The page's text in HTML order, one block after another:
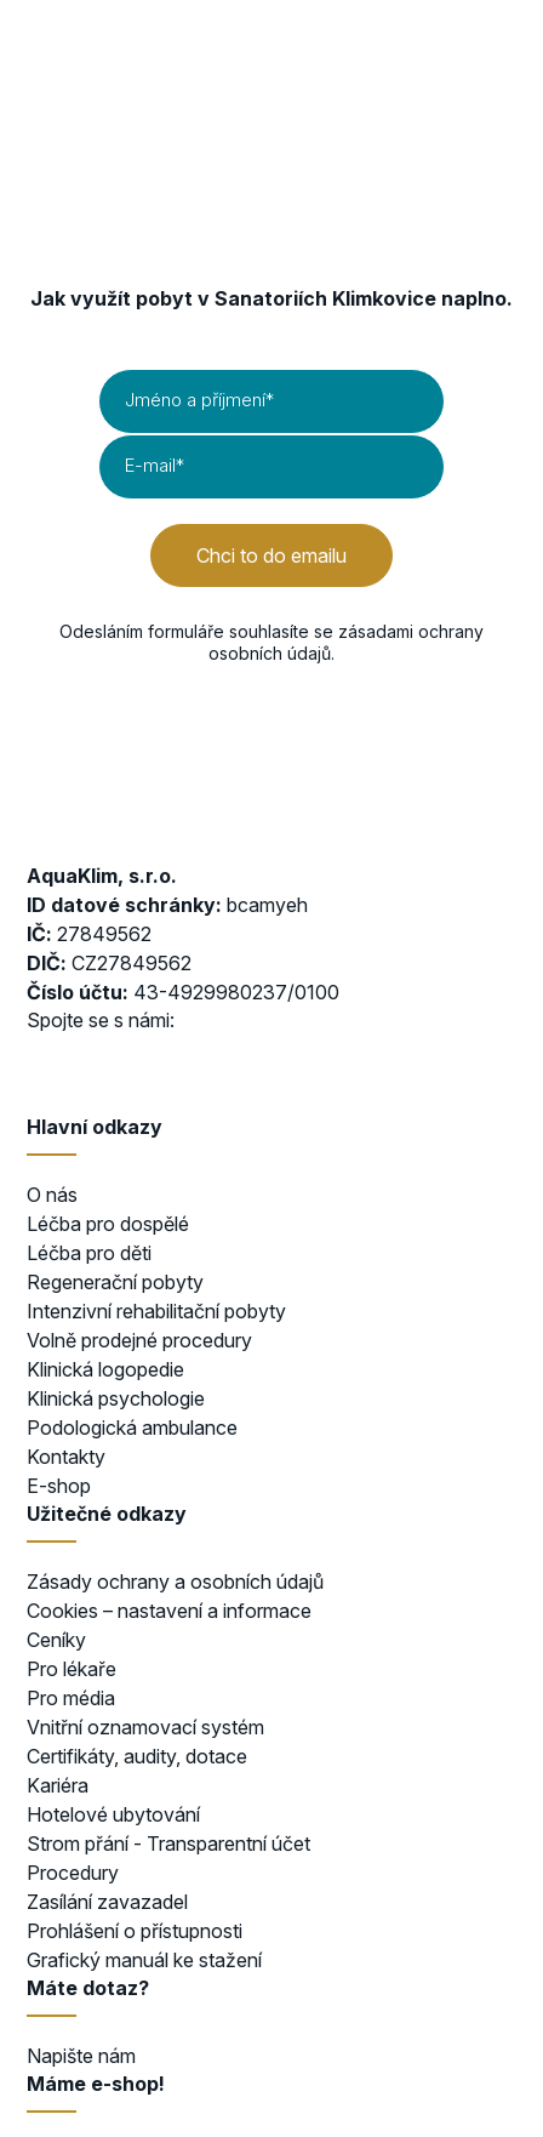
Jak využít pobyt v Sanatoriích Klimkovice naplno.
Jméno a příjmení*
E-mail*
Chci to do emailu
Odesláním formuláře souhlasíte se zásadami ochrany
osobních údajů.
AquaKlim, s.r.o.
ID datové schránky: bcamyeh
IČ: 27849562
DIČ: CZ27849562
Číslo účtu: 43-4929980237/0100
Spojte se s námi:
Hlavní odkazy
O nás
Léčba pro dospělé
Léčba pro děti
Regenerační pobyty
Intenzivní rehabilitační pobyty
Volně prodejné procedury
Klinická logopedie
Klinická psychologie
Podologická ambulance
Kontakty
E-shop
Užitečné odkazy
Zásady ochrany a osobních údajů
Cookies – nastavení a informace
Ceníky
Pro lékaře
Pro média
Vnitřní oznamovací systém
Certifikáty, audity, dotace
Kariéra
Hotelové ubytování
Strom přání - Transparentní účet
Procedury
Zasílání zavazadel
Prohlášení o přístupnosti
Grafický manuál ke stažení
Máte dotaz?
Napište nám
Máme e-shop!